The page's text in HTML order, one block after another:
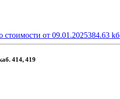
стоимости от 09.01.2025384.63 kб
414, 419